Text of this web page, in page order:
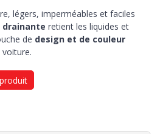
légers, imperméables et faciles
drainante retient les liquides et
de design et de couleur
voiture.